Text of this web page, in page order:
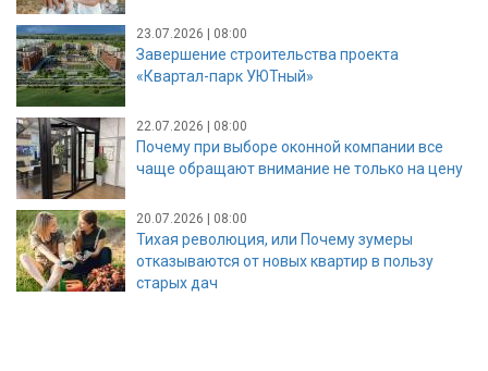
23.07.2026 | 08:00
Завершение строительства проекта
«Квартал-парк УЮТный»
22.07.2026 | 08:00
Почему при выборе оконной компании все
чаще обращают внимание не только на цену
20.07.2026 | 08:00
Тихая революция, или Почему зумеры
отказываются от новых квартир в пользу
старых дач